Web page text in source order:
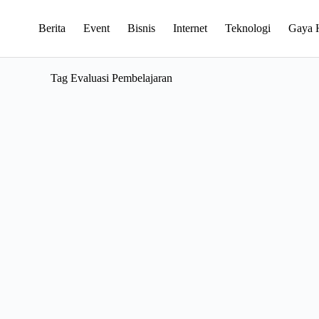
Berita Event Bisnis Internet Teknologi Gaya
Tag Evaluasi Pembelajaran